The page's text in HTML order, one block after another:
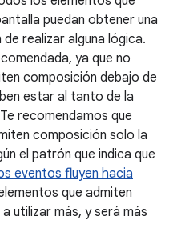
puedan obtener una
de realizar alguna lógica.
ya que no
composición debajo de
estar al tanto de la
recomendamos que
composición solo la
el patrón que indica que
eventos fluyen hacia
que admiten
utilizar más, y será más